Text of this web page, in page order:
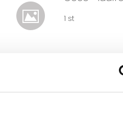
1 st
Coco -
1 st